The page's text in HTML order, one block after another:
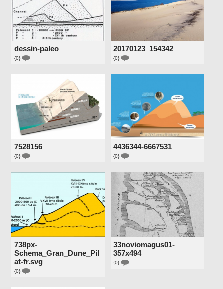
dessin-paleo
{0}
20170123_154342
{0}
7528156
{0}
4436344-6667531
{0}
738px-
Schema_Gran_Dune_Pil
at-fr.svg
{0}
33noviomagus01-
357x494
{0}